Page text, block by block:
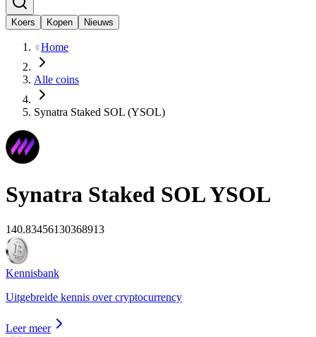
Koers Kopen Nieuws
Home
Alle coins
Synatra Staked SOL (YSOL)
Synatra Staked SOLYSOL
140.83456130368913
Kennisbank
Uitgebreide kennis over cryptocurrency
Leer meer